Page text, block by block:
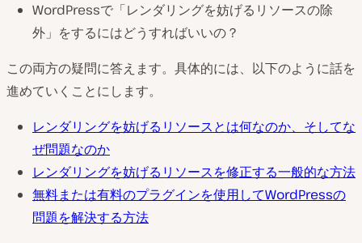
WordPressで「レンダリングを妨げるリソースの除
外」をするにはどうすればいいの？
この両方の疑問に答えます。具体的には、以下のように話を
進めていくことにします。
レンダリングを妨げるリソースとは何なのか、そしてな
ぜ問題なのか
レンダリングを妨げるリソースを修正する一般的な方法
無料または有料のプラグインを使用してWordPressの
問題を解決する方法